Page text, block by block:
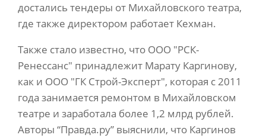
достались тендеры от Михайловского театра,
где также директором работает Кехман.
Также стало известно, что ООО "РСК-
Ренессанс" принадлежит Марату Каргинову,
как и ООО "ГК Строй-Эксперт", которая с 2011
года занимается ремонтом в Михайловском
театре и заработала более 1,2 млрд рублей.
Авторы “Правда.ру” выяснили, что Каргинов